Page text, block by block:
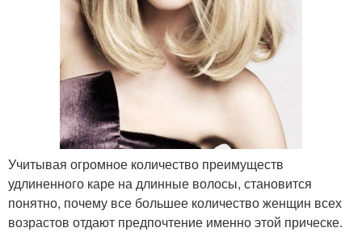
Учитывая огромное количество преимуществ
удлиненного каре на длинные волосы, становится
понятно, почему все большее количество женщин всех
возрастов отдают предпочтение именно этой прическе.